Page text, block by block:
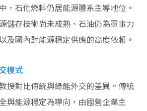
，石化燃料仍居能源體系主導地位。
儲存技術尚未成熟、石油仍為軍事力
及國內對能源穩定供應的高度依賴。
模式
授對比傳統與綠能外交的差異。傳統
與能源穩定為導向，由國營企業主